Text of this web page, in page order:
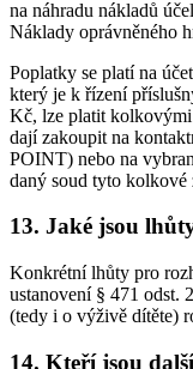
na náhradu nákladů
Náklady oprávněného
Poplatky se platí na
který je k řízení
Kč, lze platit
dají zakoupit na
POINT) nebo na
daný soud tyto kolkové
13. Jaké jsou
Konkrétní lhůty pro
ustanovení § 471 odst.
(tedy i o výživě dítěte)
14. Kteří jsou